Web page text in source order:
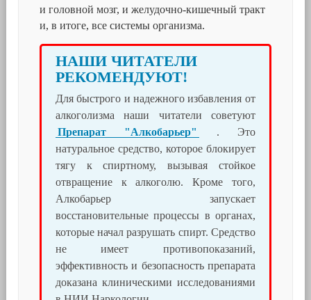
и головной мозг, и желудочно-кишечный тракт
и, в итоге, все системы организма.
НАШИ ЧИТАТЕЛИ
РЕКОМЕНДУЮТ!
Для быстрого и надежного избавления от
алкоголизма наши читатели советуют
Препарат "Алкобарьер"
. Это
натуральное средство, которое блокирует
тягу к спиртному, вызывая стойкое
отвращение к алкоголю. Кроме того,
Алкобарьер запускает
восстановительные процессы в органах,
которые начал разрушать спирт. Средство
не имеет противопоказаний,
эффективность и безопасность препарата
доказана клиническими исследованиями